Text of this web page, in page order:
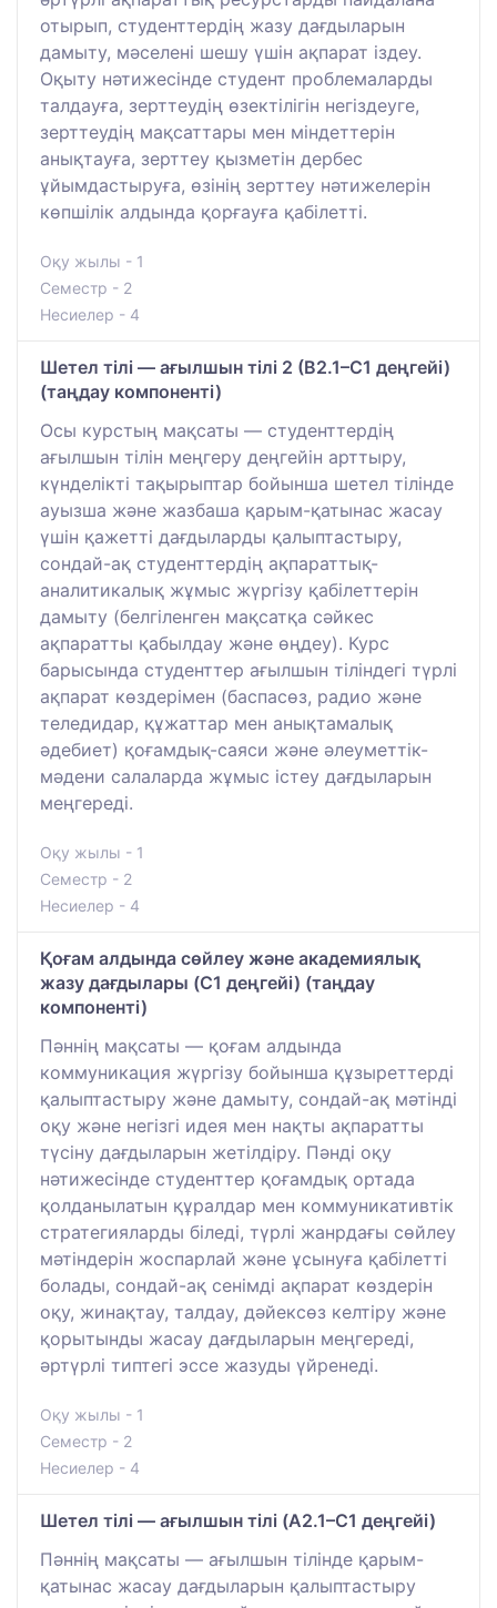
отырып, студенттердің жазу дағдыларын
дамыту, мәселені шешу үшін ақпарат іздеу.
Оқыту нәтижесінде студент проблемаларды
талдауға, зерттеудің өзектілігін негіздеуге,
зерттеудің мақсаттары мен міндеттерін
анықтауға, зерттеу қызметін дербес
ұйымдастыруға, өзінің зерттеу нәтижелерін
көпшілік алдында қорғауға қабілетті.
Оқу жылы - 1
Семестр - 2
Несиелер - 4
Шетел тілі — ағылшын тілі 2 (B2.1–C1 деңгейі)
(таңдау компоненті)
Осы курстың мақсаты — студенттердің
ағылшын тілін меңгеру деңгейін арттыру,
күнделікті тақырыптар бойынша шетел тілінде
ауызша және жазбаша қарым-қатынас жасау
үшін қажетті дағдыларды қалыптастыру,
сондай-ақ студенттердің ақпараттық-
аналитикалық жұмыс жүргізу қабілеттерін
дамыту (белгіленген мақсатқа сәйкес
ақпаратты қабылдау және өңдеу). Курс
барысында студенттер ағылшын тіліндегі түрлі
ақпарат көздерімен (баспасөз, радио және
теледидар, құжаттар мен анықтамалық
әдебиет) қоғамдық-саяси және әлеуметтік-
мәдени салаларда жұмыс істеу дағдыларын
меңгереді.
Оқу жылы - 1
Семестр - 2
Несиелер - 4
Қоғам алдында сөйлеу және академиялық
жазу дағдылары (C1 деңгейі) (таңдау
компоненті)
Пәннің мақсаты — қоғам алдында
коммуникация жүргізу бойынша құзыреттерді
қалыптастыру және дамыту, сондай-ақ мәтінді
оқу және негізгі идея мен нақты ақпаратты
түсіну дағдыларын жетілдіру. Пәнді оқу
нәтижесінде студенттер қоғамдық ортада
қолданылатын құралдар мен коммуникативтік
стратегияларды біледі, түрлі жанрдағы сөйлеу
мәтіндерін жоспарлай және ұсынуға қабілетті
болады, сондай-ақ сенімді ақпарат көздерін
оқу, жинақтау, талдау, дәйексөз келтіру және
қорытынды жасау дағдыларын меңгереді,
әртүрлі типтегі эссе жазуды үйренеді.
Оқу жылы - 1
Семестр - 2
Несиелер - 4
Шетел тілі — ағылшын тілі (A2.1–C1 деңгейі)
Пәннің мақсаты — ағылшын тілінде қарым-
қатынас жасау дағдыларын қалыптастыру